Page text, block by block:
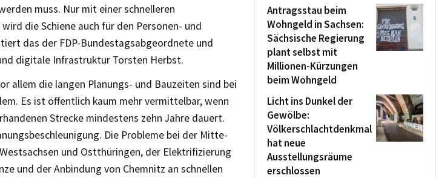
muss. Nur mit einer schnelleren
die Schiene auch für den Personen- und
das der FDP-Bundestagsabgeordnete und
digitale Infrastruktur Torsten Herbst.
allem die langen Planungs- und Bauzeiten sind bei
Es ist öffentlich kaum mehr vermittelbar, wenn
Strecke mindestens zehn Jahre dauert.
Die Probleme bei der Mitte-
und Ostthüringen, der Elektrifizierung
und der Anbindung von Chemnitz an schnellen
Antragsstau beim
Wohngeld in Sachsen:
Sächsische Regierung
plant selbst mit
Millionen-Kürzungen
beim Wohngeld
Licht ins Dunkel der
Gewölbe:
Völkerschlachtdenkmal
hat neue
Ausstellungsräume
erschlossen